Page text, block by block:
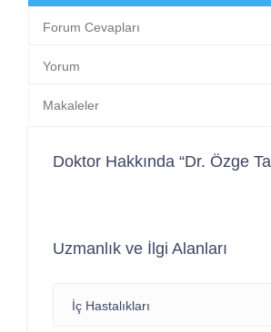
Forum Cevapları
Yorum
Makaleler
Doktor Hakkında “Dr. Özge
Uzmanlık ve İlgi Alanları
İç Hastalıkları